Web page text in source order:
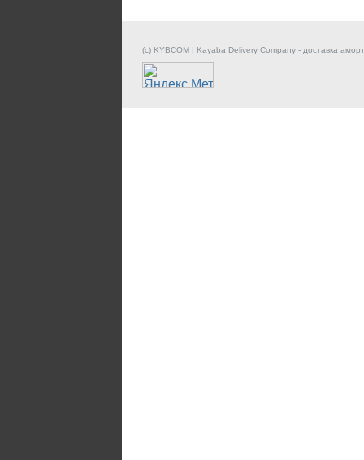
(c) KYBCOM | Kayaba Delivery Company - доставка